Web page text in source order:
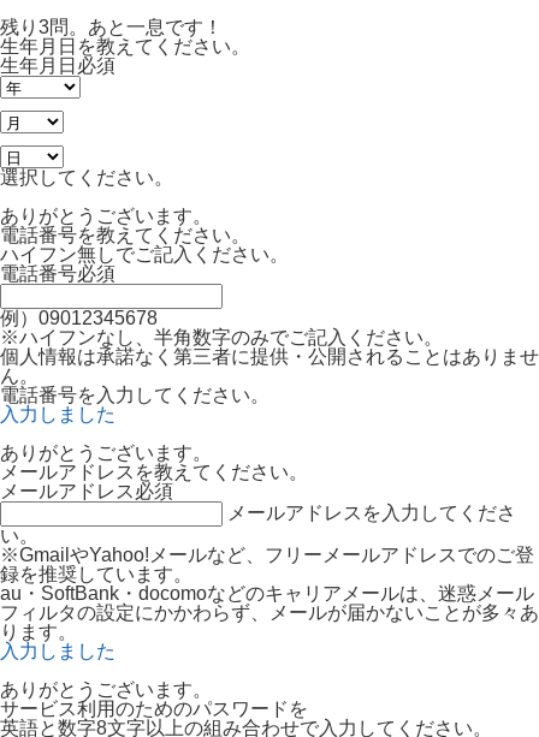
残り3問。あと一息です！
生年月日を教えてください。
生年月日 必須
選択してください。
ありがとうございます。
電話番号を教えてください。
ハイフン無しでご記入ください。
電話番号必須
例）09012345678
※ハイフンなし、半角数字のみでご記入ください。
個人情報は承諾なく第三者に提供・公開されることはありませ
ん。
電話番号を入力してください。
入力しました
ありがとうございます。
メールアドレスを教えてください。
メールアドレス必須
メールアドレスを入力してくださ
い。
※GmailやYahoo!メールなど、フリーメールアドレスでのご登
録を推奨しています。
au・SoftBank・docomoなどのキャリアメールは、迷惑メール
フィルタの設定にかかわらず、メールが届かないことが多々あ
ります。
入力しました
ありがとうございます。
サービス利用のためのパスワードを
英語と数字8文字以上の組み合わせで入力してください。